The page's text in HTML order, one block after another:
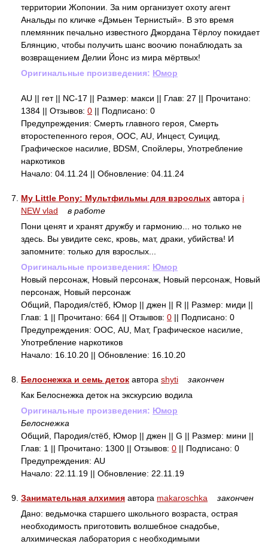
территории Жопонии. За ним организует охоту агент
Анальды по кличке «Дэмьен Тернистый». В это время
племянник печально известного Джордана Тёрлоу покидает
Блянцию, чтобы получить шанс воочию понаблюдать за
возвращением Делии Йонс из мира мёртвых!
Оригинальные произведения: Юмор
AU || гет || NC-17 || Размер: макси || Глав: 27 || Прочитано:
1384 || Отзывов: 0 || Подписано: 0
Предупреждения: Смерть главного героя, Смерть
второстепенного героя, ООС, AU, Инцест, Суицид,
Графическое насилие, BDSM, Спойлеры, Употребление
наркотиков
Начало: 04.11.24 || Обновление: 04.11.24
7. My Little Pony: Мультфильмы для взрослых автора i
NEW vlad
в работе
Пони ценят и хранят дружбу и гармонию... но только не
здесь. Вы увидите секс, кровь, мат, драки, убийства! И
запомните: только для взрослых...
Оригинальные произведения: Юмор
Новый персонаж, Новый персонаж, Новый персонаж, Новый
персонаж, Новый персонаж
Общий, Пародия/стёб, Юмор || джен || R || Размер: миди ||
Глав: 1 || Прочитано: 664 || Отзывов: 0 || Подписано: 0
Предупреждения: ООС, AU, Мат, Графическое насилие,
Употребление наркотиков
Начало: 16.10.20 || Обновление: 16.10.20
8. Белоснежка и семь деток автора shyti
закончен
Как Белоснежка деток на экскурсию водила
Оригинальные произведения: Юмор
Белоснежка
Общий, Пародия/стёб, Юмор || джен || G || Размер: мини ||
Глав: 1 || Прочитано: 1300 || Отзывов: 0 || Подписано: 0
Предупреждения: AU
Начало: 22.11.19 || Обновление: 22.11.19
9. Занимательная алхимия автора makaroschka
закончен
Дано: ведьмочка старшего школьного возраста, острая
необходимость приготовить волшебное снадобье,
алхимическая лаборатория с необходимыми